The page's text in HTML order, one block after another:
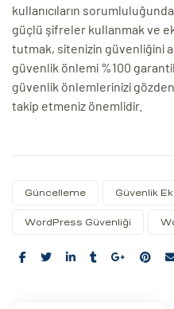
kullanıcıların
güçlü şifreler kullanmak ve
tutmak, sitenizin güvenliğini
güvenlik önlemi %100
güvenlik önlemlerinizi
takip etmeniz önemlidir.
Güncelleme Güvenlik
WordPress Güvenliği
Share: